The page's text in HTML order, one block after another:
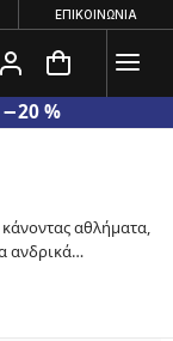
ΕΠΙΚΟΙΝΩΝΊΑ
%
κάνοντας αθλήματα,
ανδρικά
Για αθλήματα,
Είναι